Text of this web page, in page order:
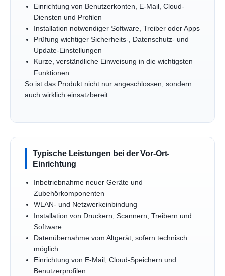
Einrichtung von Benutzerkonten, E-Mail, Cloud-
Diensten und Profilen
Installation notwendiger Software, Treiber oder Apps
Prüfung wichtiger Sicherheits-, Datenschutz- und
Update-Einstellungen
Kurze, verständliche Einweisung in die wichtigsten
Funktionen
So ist das Produkt nicht nur angeschlossen, sondern
auch wirklich einsatzbereit.
Typische Leistungen bei der Vor-Ort-
Einrichtung
Inbetriebnahme neuer Geräte und
Zubehörkomponenten
WLAN- und Netzwerkeinbindung
Installation von Druckern, Scannern, Treibern und
Software
Datenübernahme vom Altgerät, sofern technisch
möglich
Einrichtung von E-Mail, Cloud-Speichern und
Benutzerprofilen